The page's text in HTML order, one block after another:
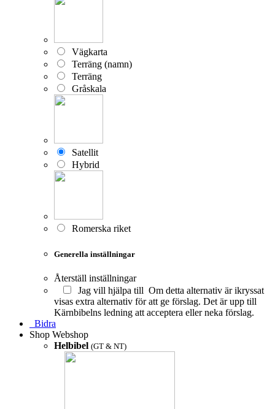
Vägkarta
Terräng (namn)
Terräng
Gråskala
Satellit
Hybrid
Romerska riket
Generella inställningar
Återställ inställningar
Jag vill hjälpa till Om detta alternativ är ikryssat
visas extra alternativ för att ge förslag. Det är upp till
Kärnbibelns ledning att acceptera eller neka förslag.
Bidra
Shop Webshop
Helbibel (GT & NT)